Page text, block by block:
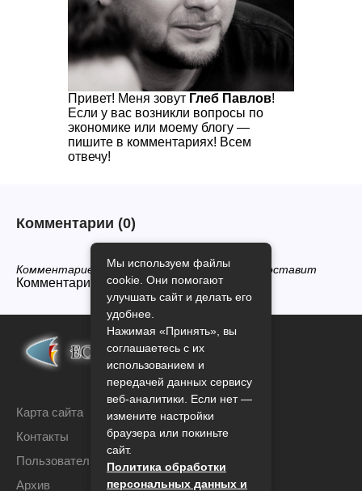
Привет! Меня зовут Глеб Павлов!
Если у вас возникли вопросы по
экономике или моему блогу —
пишите в комментариях! Всем
отвечу!
Комментарии (0)
Комментариев нет, будьте первым кто его оставит
Комментарии закрыты.
Карта сайта
Контакты
Пользовательское соглашение
Архив
Мы используем файлы
cookie. Они помогают
улучшать сайт и делать его
удобнее.
Нажимая «Принять», вы
соглашаетесь с их
использованием и
передачей данных сервису
веб-аналитики. Если нет —
измените настройки
браузера или покиньте
сайт.
Политика обработки
персональных данных и